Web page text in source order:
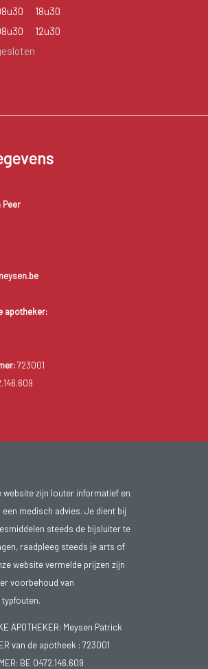
18u30
12u30
Peer
apotheker:
723001
website zijn louter informatief en
medisch advies. Je dient bij
steeds de bijsluiter te
raadpleeg steeds je arts of
website vermelde prijzen zijn
voorbehoud van
APOTHEKER: Meysen Patrick
van de apotheek : 723001
BE 0472.146.609